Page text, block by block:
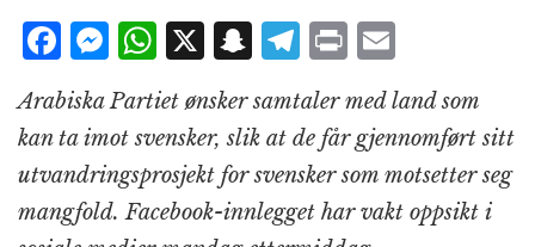
F
a
c
e
b
o
M
e
ss
e
n
g
W
h
at
s
A
p
X S
a
p
c
h
T
el
e
g
r
a
P
n
t
m
ai
l
Arabiska Partiet ønsker samtaler med land som
kan ta imot svensker, slik at de får gjennomført sitt
utvandringsprosjekt for svensker som motsetter seg
mangfold. Facebook-innlegget har vakt oppsikt i